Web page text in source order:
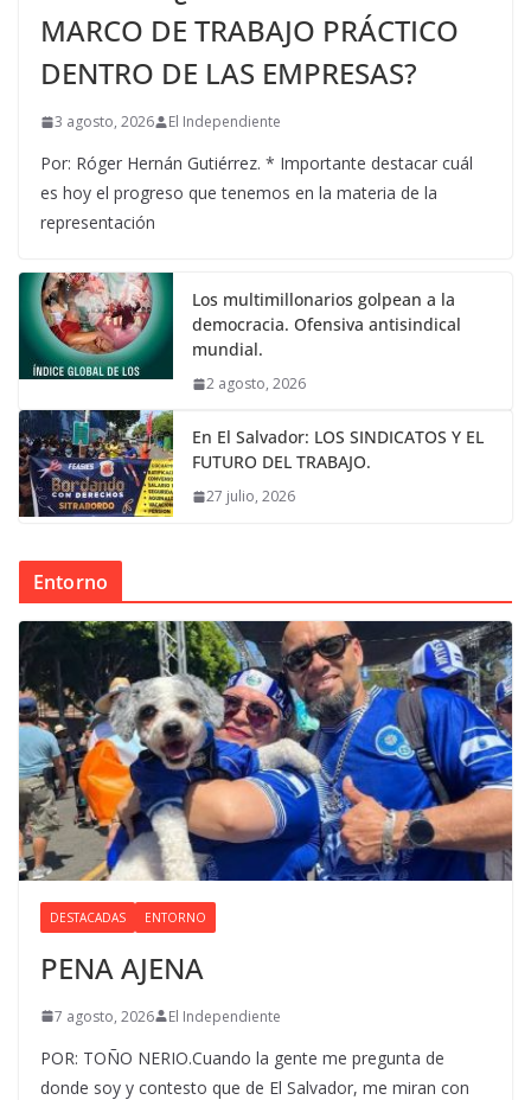
MARCO DE TRABAJO PRÁCTICO
DENTRO DE LAS EMPRESAS?
3 agosto, 2026 El Independiente
Por: Róger Hernán Gutiérrez. * Importante destacar cuál
es hoy el progreso que tenemos en la materia de la
representación
Los multimillonarios golpean a la
democracia. Ofensiva antisindical
mundial.
2 agosto, 2026
En El Salvador: LOS SINDICATOS Y EL
FUTURO DEL TRABAJO.
27 julio, 2026
Entorno
DESTACADAS ENTORNO
PENA AJENA
7 agosto, 2026 El Independiente
POR: TOÑO NERIO.Cuando la gente me pregunta de
donde soy y contesto que de El Salvador, me miran con